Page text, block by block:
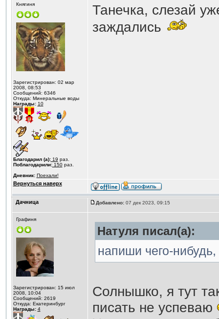
Княгиня
Зарегистрирован: 02 мар
2008, 08:53
Сообщений: 6346
Откуда: Минеральные воды
Награды: 10
Благодарил (а):19 раз.
Поблагодарили:150раз.
Дневник: Поехали!
Танечка, слезай
заждались
Вернуться наверх
Дачница Добавлено:07 дек 2023, 09:15
Графиня
Зарегистрирован: 15 июл
2008, 10:04
Сообщений: 2619
Откуда: Екатеринбург
Награды: 4
Натуля писал(а):
напиши чего-
Солнышко, я тут
писать не успеваю